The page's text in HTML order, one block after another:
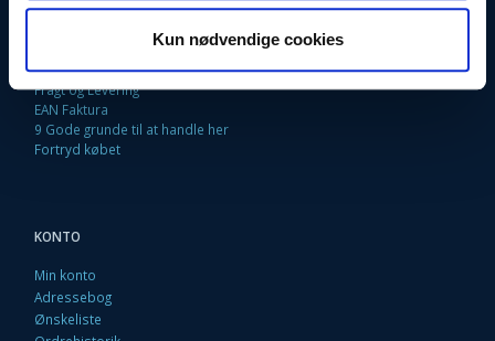
Kun nødvendige cookies
Betingelser & Vilkår
Loyalitetsrabat. Rabat til faste kunder
Returneringsformular
Oversigt
Fragt og Levering
EAN Faktura
9 Gode grunde til at handle her
Fortryd købet
KONTO
Min konto
Adressebog
Ønskeliste